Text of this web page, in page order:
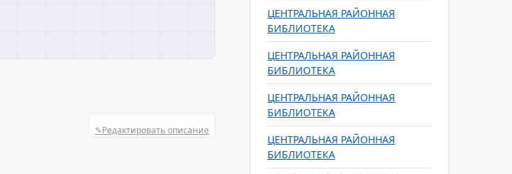
✎Редактировать описание
ЦЕНТРАЛЬНАЯ РАЙОННАЯ
БИБЛИОТЕКА
ЦЕНТРАЛЬНАЯ РАЙОННАЯ
БИБЛИОТЕКА
ЦЕНТРАЛЬНАЯ РАЙОННАЯ
БИБЛИОТЕКА
ЦЕНТРАЛЬНАЯ РАЙОННАЯ
БИБЛИОТЕКА